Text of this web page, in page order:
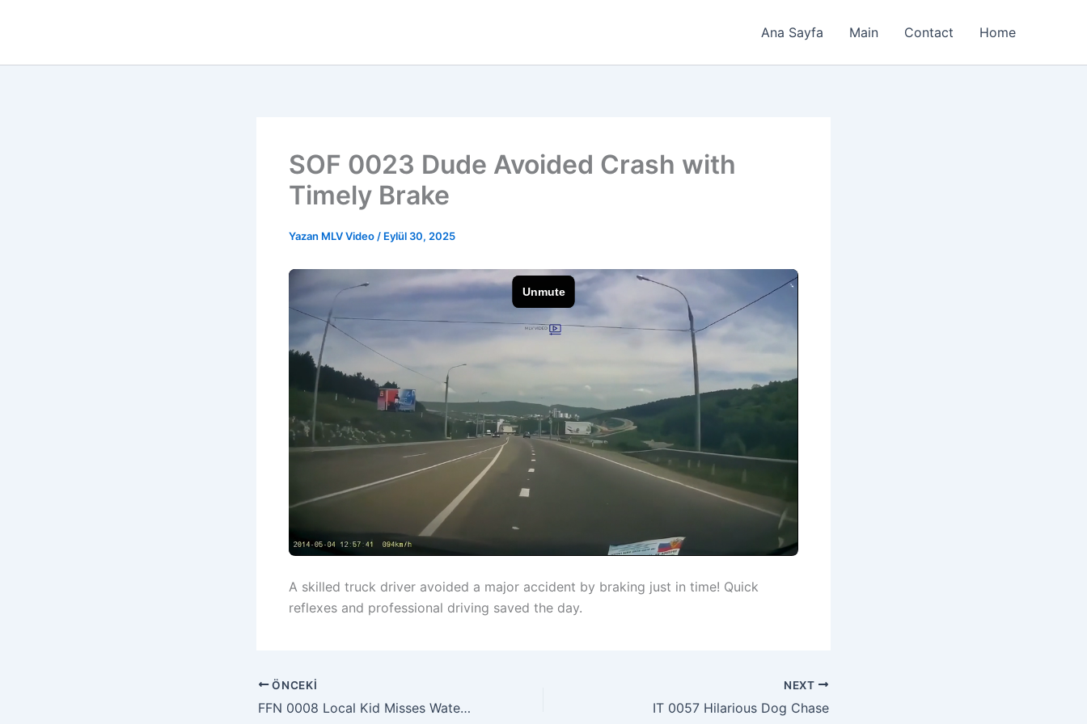
Ana Sayfa Main Contact Home
SOF 0023 Dude Avoided Crash with
Timely Brake
Yazan MLV Video / Eylül 30, 2025
A skilled truck driver avoided a major accident by braking just in time! Quick
reflexes and professional driving saved the day.
ÖNCEKI
FFN 0008 Local Kid Misses Water Entirely
NEXT
IT 0057 Hilarious Dog Chase